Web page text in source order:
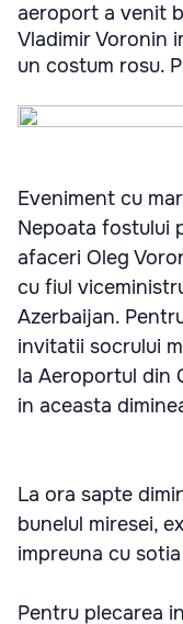
aeroport a venit
Vladimir Voronin
un costum rosu. P
Eveniment cu
Nepoata fostului
afaceri Oleg
cu fiul
Azerbaijan.
invitatii socrului
la Aeroportul din
in aceasta
La ora sapte
bunelul miresei,
impreuna cu
Pentru plecarea